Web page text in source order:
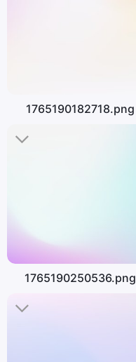
1765190182718.png
1765190250536.png